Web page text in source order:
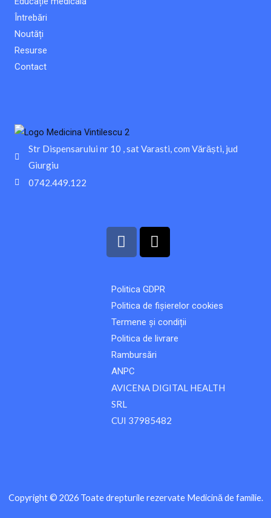
Str Dispensarului nr 10 , sat Varasti, com Vărăști, jud
Giurgiu
0742.449.122
F
a
b
o
o
k
T
i
o
k
Întrebări
Noutăți
Resurse
Contact
Politica GDPR
Politica de fișierelor cookies
Termene și condiții
Politica de livrare
Rambursări
ANPC
AVICENA DIGITAL HEALTH
SRL
CUI 37985482
Copyright © 2026 Toate drepturile rezervate Medicină de familie.